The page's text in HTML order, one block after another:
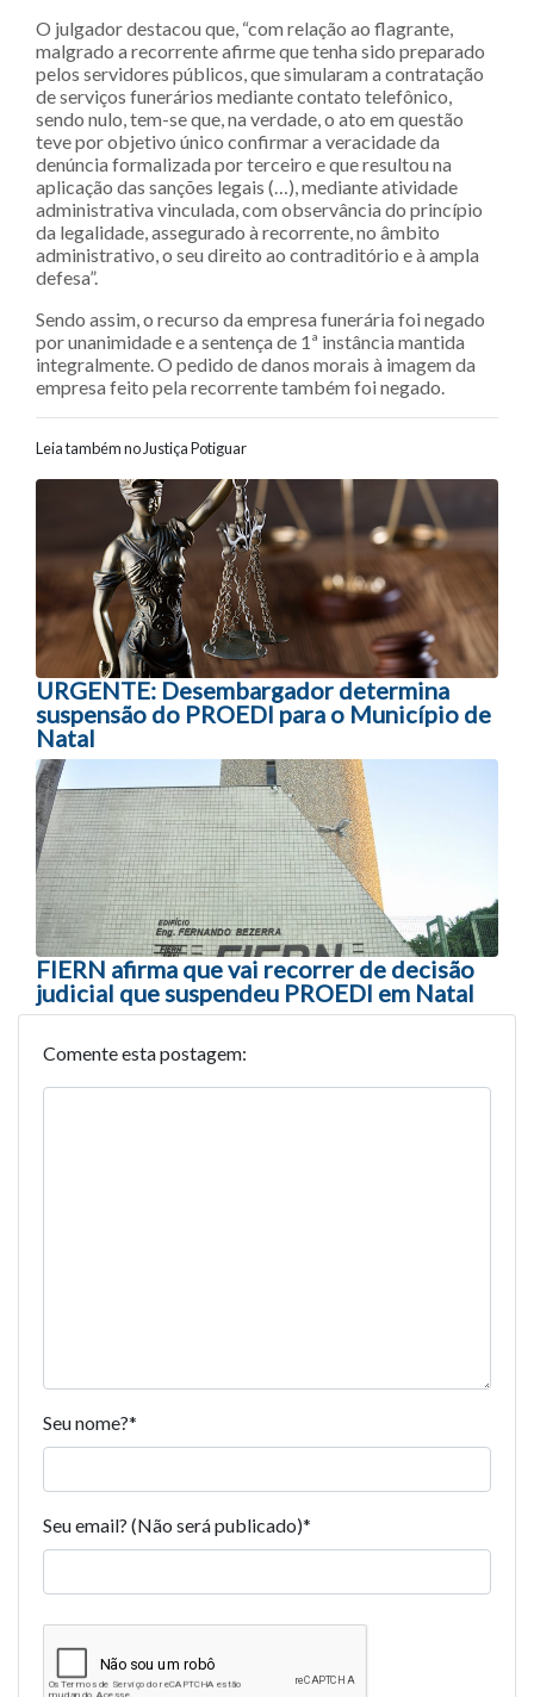
O julgador destacou que, “com relação ao flagrante,
malgrado a recorrente afirme que tenha sido preparado
pelos servidores públicos, que simularam a contratação
de serviços funerários mediante contato telefônico,
sendo nulo, tem-se que, na verdade, o ato em questão
teve por objetivo único confirmar a veracidade da
denúncia formalizada por terceiro e que resultou na
aplicação das sanções legais (…), mediante atividade
administrativa vinculada, com observância do princípio
da legalidade, assegurado à recorrente, no âmbito
administrativo, o seu direito ao contraditório e à ampla
defesa”.
Sendo assim, o recurso da empresa funerária foi negado
por unanimidade e a sentença de 1ª instância mantida
integralmente. O pedido de danos morais à imagem da
empresa feito pela recorrente também foi negado.
Leia também no Justiça Potiguar
Navegação entre posts
URGENTE: Desembargador determina
suspensão do PROEDI para o Município de
Natal
FIERN afirma que vai recorrer de decisão
judicial que suspendeu PROEDI em Natal
Comente esta postagem:
Seu nome?*
Seu email? (Não será publicado)*